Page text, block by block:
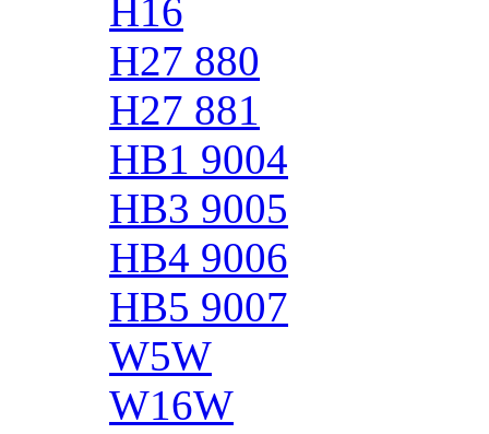
H16
H27 880
H27 881
HB1 9004
HB3 9005
HB4 9006
HB5 9007
W5W
W16W